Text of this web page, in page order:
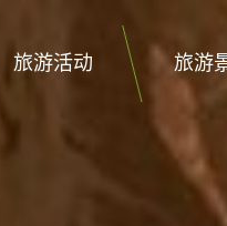
旅游活动 旅游